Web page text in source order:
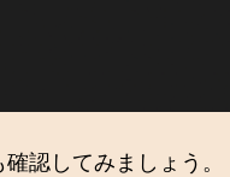
認してみましょう。